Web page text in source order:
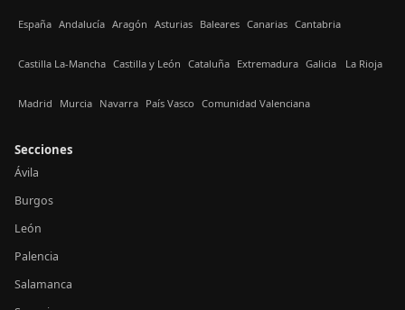
España Andalucía Aragón Asturias Baleares Canarias Cantabria
Castilla La-Mancha Castilla y León Cataluña Extremadura Galicia La Rioja
Madrid Murcia Navarra País Vasco Comunidad Valenciana
Secciones
Ávila
Burgos
León
Palencia
Salamanca